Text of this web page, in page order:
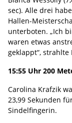
sec). Alle drei
Hallen-
unterboten. „Ich
waren etwas
geklappt“, strahlte
15:55 Uhr 200
Carolina Krafzik
23,99 Sekunden
Sindelfingerin.